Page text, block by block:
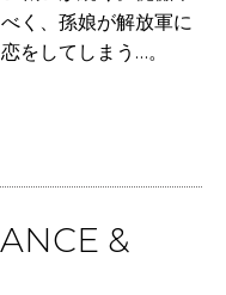
く、孫娘が解放軍に
をしてしまう…。
&